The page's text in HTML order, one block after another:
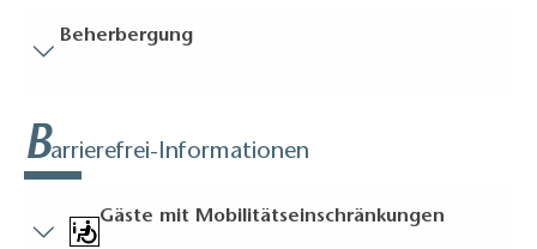
Beherbergung
Entfernung der Besucherparkplätze zum Eingang (in
Meter, ca.): 5
Überall ebener, stolperfreier Bodenbelag (innen und
Barrierefrei-Informationen
Gäste mit Mobilitätseinschränkungen